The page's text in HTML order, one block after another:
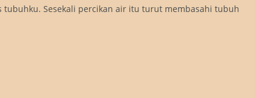
tubuhku. Sesekali percikan air itu turut membasahi tubuh